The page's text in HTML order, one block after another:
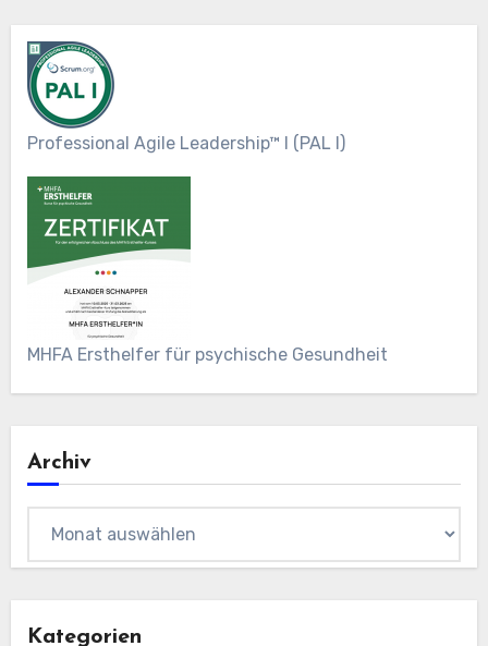
Professional Agile Leadership™ I (PAL I)
MHFA Ersthelfer für psychische Gesundheit
Archiv
Kategorien